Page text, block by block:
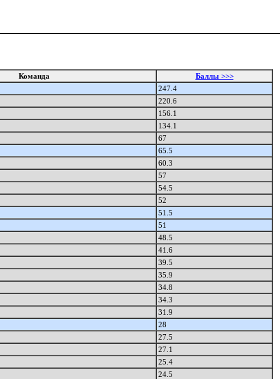
Команда
Баллы >>>
247.4
220.6
156.1
134.1
67
65.5
60.3
57
54.5
52
51.5
51
48.5
41.6
39.5
35.9
34.8
34.3
31.9
28
27.5
27.1
25.4
24.5